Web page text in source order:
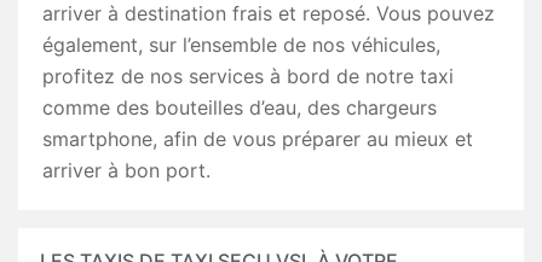
arriver à destination frais et reposé. Vous pouvez
également, sur l’ensemble de nos véhicules,
profitez de nos services à bord de notre taxi
comme des bouteilles d’eau, des chargeurs
smartphone, afin de vous préparer au mieux et
arriver à bon port.